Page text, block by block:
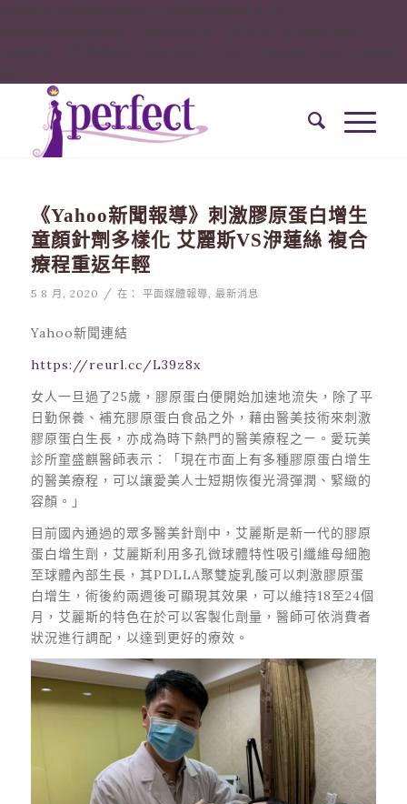
《Yahoo新聞報導》刺激膠原蛋白增生
童顏針劑多樣化 艾麗斯VS洢蓮絲 複合
療程重返年輕
5 8 月, 2020 / 在： 平面媒體報導, 最新消息
Yahoo新聞連結
https://reurl.cc/L39z8x
女人一旦過了25歲，膠原蛋白便開始加速地流失，除了平
日勤保養、補充膠原蛋白食品之外，藉由醫美技術來刺激
膠原蛋白生長，亦成為時下熱門的醫美療程之ㄧ。愛玩美
診所童盛麒醫師表示：「現在市面上有多種膠原蛋白增生
的醫美療程，可以讓愛美人士短期恢復光滑彈潤、緊緻的
容顏。」
目前國內通過的眾多醫美針劑中，艾麗斯是新一代的膠原
蛋白增生劑，艾麗斯利用多孔微球體特性吸引纖維母細胞
至球體內部生長，其PDLLA聚雙旋乳酸可以刺激膠原蛋
白增生，術後約兩週後可顯現其效果，可以維持18至24個
月，艾麗斯的特色在於可以客製化劑量，醫師可依消費者
狀況進行調配，以達到更好的療效。